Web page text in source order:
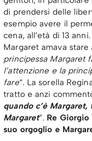
di prendersi delle
esempio avere il
cena, all’età di 13
Margaret amava stare
principessa Margaret
l’attenzione e la
fare“. La sorella
tratto e anzi
quando c’è
Margaret“. Re
suo orgoglio e